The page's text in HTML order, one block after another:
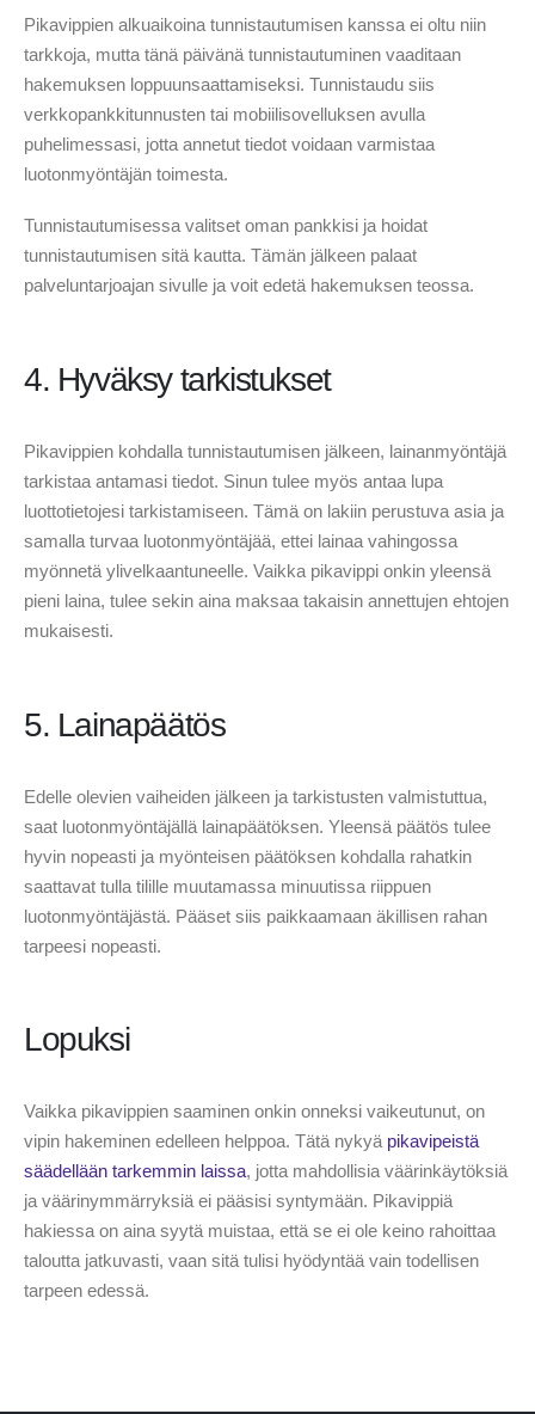
Pikavippien alkuaikoina tunnistautumisen kanssa ei oltu niin
tarkkoja, mutta tänä päivänä tunnistautuminen vaaditaan
hakemuksen loppuunsaattamiseksi. Tunnistaudu siis
verkkopankkitunnusten tai mobiilisovelluksen avulla
puhelimessasi, jotta annetut tiedot voidaan varmistaa
luotonmyöntäjän toimesta.
Tunnistautumisessa valitset oman pankkisi ja hoidat
tunnistautumisen sitä kautta. Tämän jälkeen palaat
palveluntarjoajan sivulle ja voit edetä hakemuksen teossa.
4. Hyväksy tarkistukset
Pikavippien kohdalla tunnistautumisen jälkeen, lainanmyöntäjä
tarkistaa antamasi tiedot. Sinun tulee myös antaa lupa
luottotietojesi tarkistamiseen. Tämä on lakiin perustuva asia ja
samalla turvaa luotonmyöntäjää, ettei lainaa vahingossa
myönnetä ylivelkaantuneelle. Vaikka pikavippi onkin yleensä
pieni laina, tulee sekin aina maksaa takaisin annettujen ehtojen
mukaisesti.
5. Lainapäätös
Edelle olevien vaiheiden jälkeen ja tarkistusten valmistuttua,
saat luotonmyöntäjällä lainapäätöksen. Yleensä päätös tulee
hyvin nopeasti ja myönteisen päätöksen kohdalla rahatkin
saattavat tulla tilille muutamassa minuutissa riippuen
luotonmyöntäjästä. Pääset siis paikkaamaan äkillisen rahan
tarpeesi nopeasti.
Lopuksi
Vaikka pikavippien saaminen onkin onneksi vaikeutunut, on
vipin hakeminen edelleen helppoa. Tätä nykyä pikavipeistä
säädellään tarkemmin laissa, jotta mahdollisia väärinkäytöksiä
ja väärinymmärryksiä ei pääsisi syntymään. Pikavippiä
hakiessa on aina syytä muistaa, että se ei ole keino rahoittaa
taloutta jatkuvasti, vaan sitä tulisi hyödyntää vain todellisen
tarpeen edessä.